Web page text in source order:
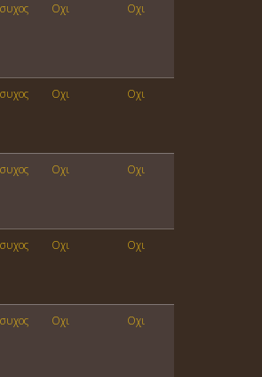
Οχι Οχι
Οχι Οχι
Οχι Οχι
Οχι Οχι
Οχι Οχι